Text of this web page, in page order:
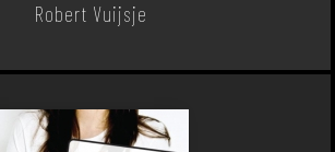
Robert Vuijsje